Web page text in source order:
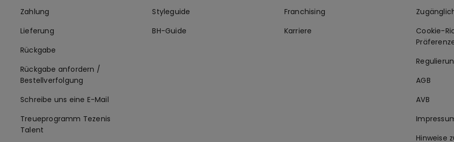
Zahlung
Lieferung
Rückgabe
Rückgabe anfordern /
Bestellverfolgung
Schreibe uns eine E-Mail
Treueprogramm Tezenis
Talent
Styleguide
BH-Guide
Franchising
Karriere
Cookie-
AGB
AVB
Hinweise